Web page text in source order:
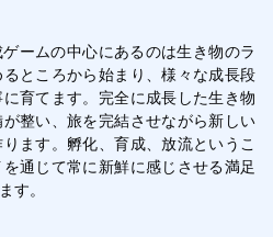
ームの中心にあるのは生き物のラ
ところから始まり、様々な成長段
育てます。完全に成長した生き物
整い、旅を完結させながら新しい
ます。孵化、育成、放流というこ
通じて常に新鮮に感じさせる満足
す。